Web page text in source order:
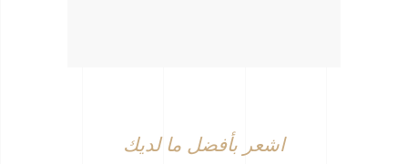
اشعر بأفضل ما لديك